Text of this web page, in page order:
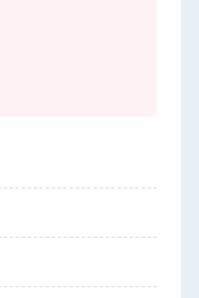
しませんか(*≧∀≦)